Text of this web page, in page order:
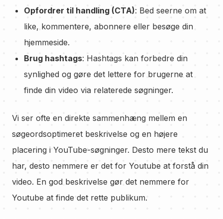
Opfordrer til handling (CTA): Bed seerne om at
like, kommentere, abonnere eller besøge din
hjemmeside.
Brug hashtags: Hashtags kan forbedre din
synlighed og gøre det lettere for brugerne at
finde din video via relaterede søgninger.
Vi ser ofte en direkte sammenhæng mellem en
søgeordsoptimeret beskrivelse og en højere
placering i YouTube-søgninger. Desto mere tekst du
har, desto nemmere er det for Youtube at forstå din
video. En god beskrivelse gør det nemmere for
Youtube at finde det rette publikum.